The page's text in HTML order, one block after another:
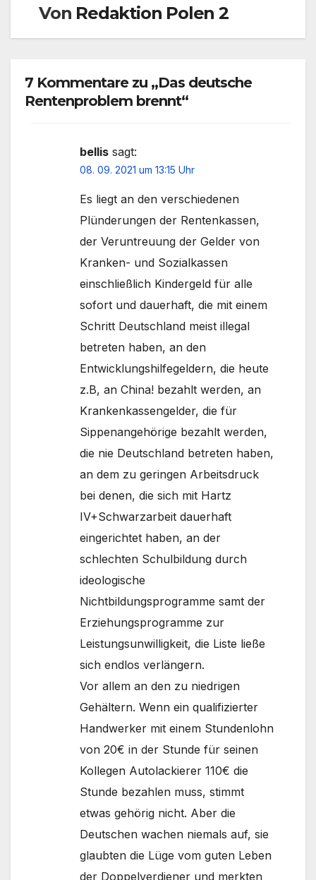
Von Redaktion Polen 2
7 Kommentare zu „Das deutsche
Rentenproblem brennt“
bellis sagt:
08. 09. 2021 um 13:15 Uhr
Es liegt an den verschiedenen
Plünderungen der Rentenkassen,
der Veruntreuung der Gelder von
Kranken- und Sozialkassen
einschließlich Kindergeld für alle
sofort und dauerhaft, die mit einem
Schritt Deutschland meist illegal
betreten haben, an den
Entwicklungshilfegeldern, die heute
z.B, an China! bezahlt werden, an
Krankenkassengelder, die für
Sippenangehörige bezahlt werden,
die nie Deutschland betreten haben,
an dem zu geringen Arbeitsdruck
bei denen, die sich mit Hartz
IV+Schwarzarbeit dauerhaft
eingerichtet haben, an der
schlechten Schulbildung durch
ideologische
Nichtbildungsprogramme samt der
Erziehungsprogramme zur
Leistungsunwilligkeit, die Liste ließe
sich endlos verlängern.
Vor allem an den zu niedrigen
Gehältern. Wenn ein qualifizierter
Handwerker mit einem Stundenlohn
von 20€ in der Stunde für seinen
Kollegen Autolackierer 110€ die
Stunde bezahlen muss, stimmt
etwas gehörig nicht. Aber die
Deutschen wachen niemals auf, sie
glaubten die Lüge vom guten Leben
der Doppelverdiener und merkten